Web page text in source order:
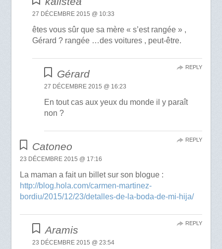
27 DÉCEMBRE 2015 @ 10:33
êtes vous sûr que sa mère « s’est rangée » ,
Gérard ? rangée …des voitures , peut-être.
Gérard
27 DÉCEMBRE 2015 @ 16:23
En tout cas aux yeux du monde il y paraît
non ?
REPLY
Catoneo
23 DÉCEMBRE 2015 @ 17:16
La maman a fait un billet sur son blogue :
http://blog.hola.com/carmen-martinez-
bordiu/2015/12/23/detalles-de-la-boda-de-mi-hija/
REPLY
Aramis
23 DÉCEMBRE 2015 @ 23:54
REPLY